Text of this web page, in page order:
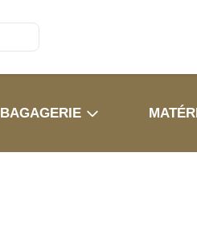
BAGAGERIE